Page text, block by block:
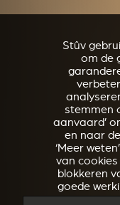
Stûv
om de
stemmen
aanvaard’
en naar
‘Meer
van
blokkeren
goede